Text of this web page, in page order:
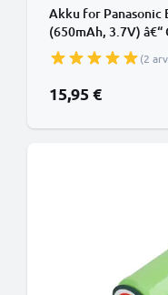
Akku for Panasonic
(650mAh, 3.7V) â€“
(2
15,95 €